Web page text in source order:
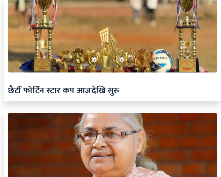
छैटौँ फोर्टिन स्टार कप आजदेखि सुरु